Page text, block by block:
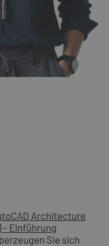
Architecture
- Einführung
Sie sich